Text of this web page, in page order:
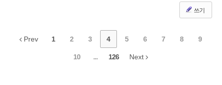
쓰기
Prev 1 2 3 4 5 6 7 8 9
10 ... 126 Next